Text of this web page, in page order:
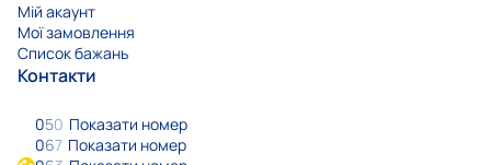
Мій акаунт
Мої замовлення
Список бажань
Контакти
050 Показати номер
067 Показати номер